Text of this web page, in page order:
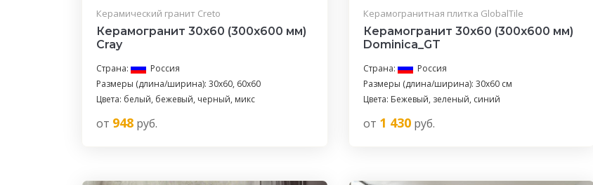
Керамический гранит Creto
Керамогранит 30x60 (300x600 мм)
Cray
Страна:
Россия
Размеры (длина/ширина): 30x60, 60x60
Цвета: белый, бежевый, черный, микс
от 948 руб.
Керамогранитная плитка GlobalTile
Керамогранит 30x60 (300x600 мм)
Dominica_GT
Страна:
Россия
Размеры (длина/ширина): 30x60 см
Цвета: Бежевый, зеленый, синий
от 1 430руб.